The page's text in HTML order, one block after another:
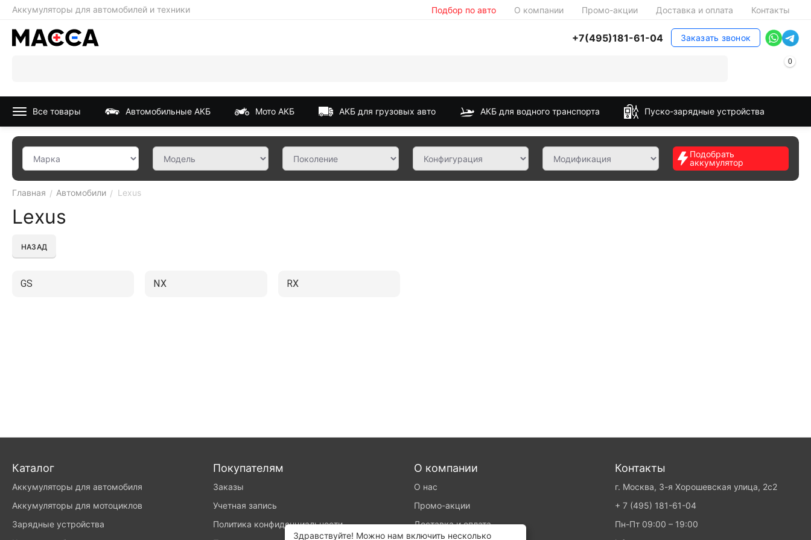
Аккумуляторы для автомобилей и техники Подбор по авто О компании Промо-акции Доставка и оплата Контакты
+7(495)181-61-04 Заказать звонок
0
Все товары Автомобильные АКБ Мото АКБ АКБ для грузовых авто АКБ для водного транспорта Пуско-зарядные устройства
Подобрать
аккумулятор
Главная / Автомобили / Lexus
Lexus
НАЗАД
GS NX RX
Каталог
Аккумуляторы для автомобиля
Аккумуляторы для мотоциклов
Зарядные устройства
Покупателям
Заказы
Учетная запись
Политика конфиденциальности
О компании
О нас
Промо-акции
Доставка и оплата
Контакты
г. Москва, 3-я Хорошевская улица, 2с2
+ 7 (495) 181-61-04
Пн-Пт 09:00 – 19:00
Здравствуйте! Можно нам включить несколько